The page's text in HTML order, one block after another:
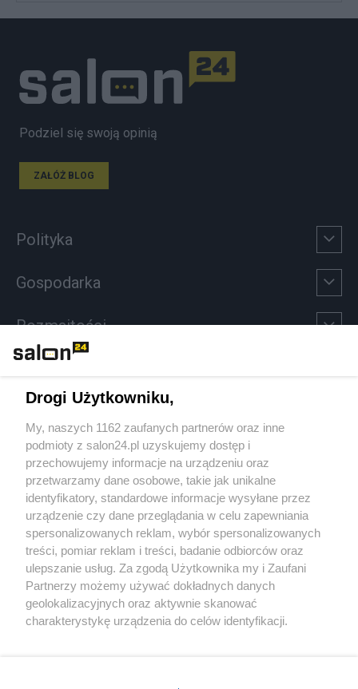
Podziel się swoją opinią
ZAŁÓŻ BLOG
Polityka
Gospodarka
Rozmaitości
Sport
Społeczeństwo
Kultura
X Facebook Instagram Youtube
Drogi Użytkowniku,
My, naszych 1162 zaufanych partnerów oraz inne
podmioty z salon24.pl uzyskujemy dostęp i
przechowujemy informacje na urządzeniu oraz
przetwarzamy dane osobowe, takie jak unikalne
identyfikatory, standardowe informacje wysyłane przez
urządzenie czy dane przeglądania w celu zapewniania
spersonalizowanych reklam, wybór spersonalizowanych
treści, pomiar reklam i treści, badanie odbiorców oraz
ulepszanie usług. Za zgodą Użytkownika my i Zaufani
Partnerzy możemy używać dokładnych danych
geolokalizacyjnych oraz aktywnie skanować
charakterystykę urządzenia do celów identyfikacji.